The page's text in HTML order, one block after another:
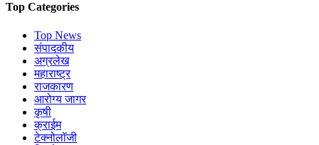
Top Categories
Top News
संपादकीय
अग्रलेख
महाराष्ट्र
राजकारण
आरोग्य जागर
कृषी
क्राईम
टेक्नोलॉजी